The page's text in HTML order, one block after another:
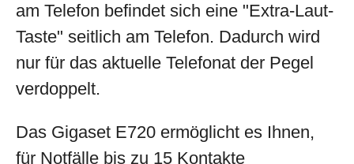
am Telefon befindet sich eine "Extra-Laut-
Taste" seitlich am Telefon. Dadurch wird
nur für das aktuelle Telefonat der Pegel
verdoppelt.
Das Gigaset E720 ermöglicht es Ihnen,
für Notfälle bis zu 15 Kontakte